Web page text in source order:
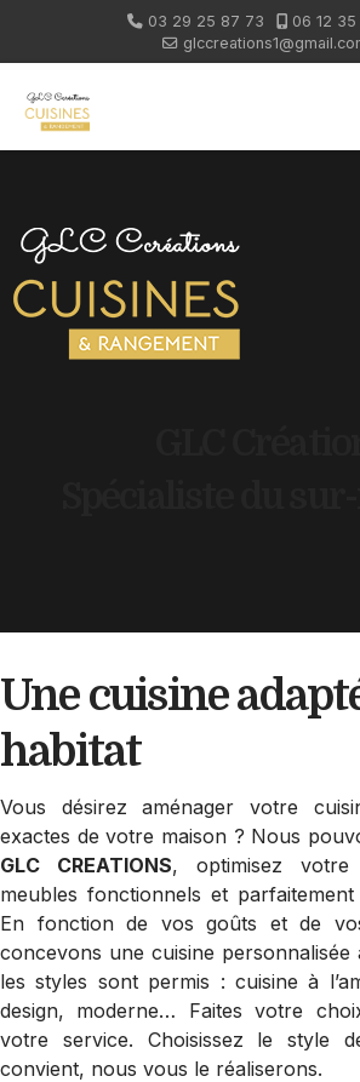
03 29 25 87 73
06 12
Une cuisine
habitat
Vous désirez aménager votre
exactes de votre maison ? Nous
GLC CREATIONS, optimisez
meubles fonctionnels et
En fonction de vos goûts et de
concevons une cuisine personnalisée
les styles sont permis : cuisine à
design, moderne… Faites votre
votre service. Choisissez le style
convient, nous vous le réaliserons.